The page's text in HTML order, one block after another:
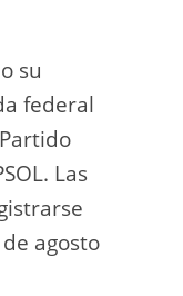
su
federal
Las
agosto